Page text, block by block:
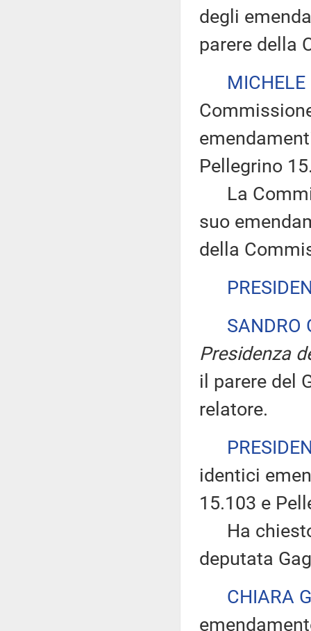
degli
parere della
MICHELE
Pellegrino
La
suo
della
SANDRO
Presidenza
il parere del
relatore.
identici
15.103 e
Ha chiesto
deputata
CHIARA